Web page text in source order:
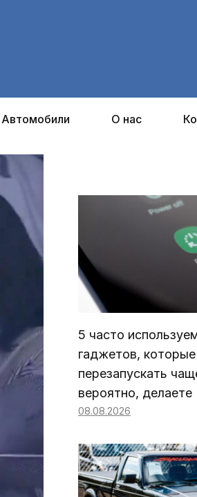
Автомобили О нас
5 часто
гаджетов,
перезапускать
вероятно, делаете
08.08.2026